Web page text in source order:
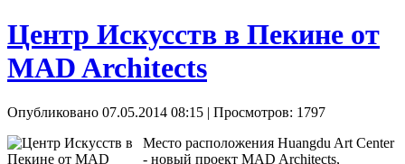
Центр Искусств в Пекине от
MAD Architects
Опубликовано 07.05.2014 08:15 | Просмотров: 1797
Место расположения Huangdu Art Center
- новый проект MAD Architects,